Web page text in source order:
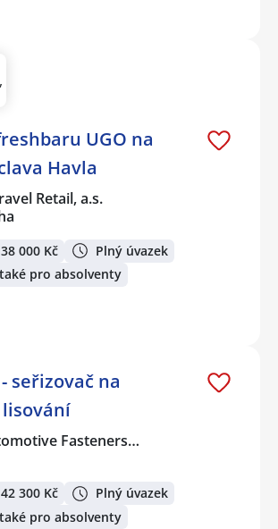
UGO na
Havla
Retail, a.s.
000 Kč
Plný úvazek
pro absolventy
seřizovač na
Fasteners…
300 Kč
Plný úvazek
pro absolventy